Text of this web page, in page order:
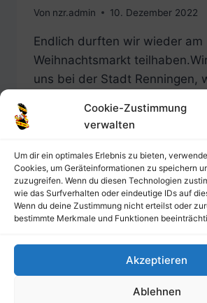
Cookie-Zustimmung
verwalten
Um dir ein optimales Erlebnis zu bieten,
Cookies, um Geräteinformationen zu speichern
zuzugreifen. Wenn du diesen Technologien
wie das Surfverhalten oder eindeutige IDs auf
Wenn du deine Zustimmung nicht erteilst oder
bestimmte Merkmale und Funktionen
Akzeptieren
Ablehnen
Von nzr.admin 10. Dezember 2022
Endlich durften wir wieder am
Weihnachtsmarkt
uns bei der Stadt Renningen,
ausgerichtet hat. Natürlich
Bekannten für ein tolles und
Weiter
WEITERLESEN